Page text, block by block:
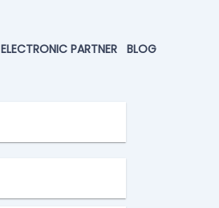
ELECTRONIC PARTNER BLOG